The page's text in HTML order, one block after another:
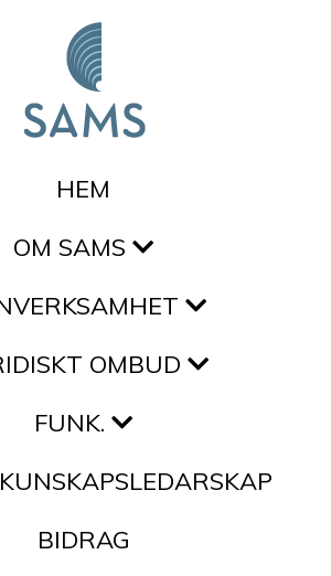
HEM
OM SAMS
OMBUD
FUNK.
BIDRAG